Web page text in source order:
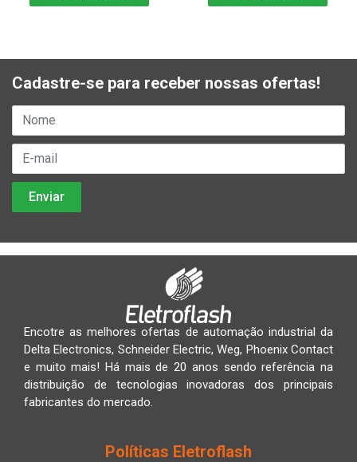
Cadastre-se para receber nossas ofertas!
Encotre as melhores ofertas de automação industrial da
Delta Electronics, Schneider Electric, Weg, Phoenix Contact
e muito mais! Há mais de 20 anos sendo referência na
distribuição de tecnologias inovadoras dos principais
fabricantes do mercado.
Políticas Eletroflash